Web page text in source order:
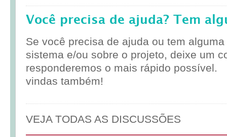
Você precisa de ajuda? Tem
Se você precisa de ajuda ou tem
sistema e/ou sobre o projeto, deixe um
responderemos o mais rápido possível.
vindas também!
VEJA TODAS AS DISCUSSÕES